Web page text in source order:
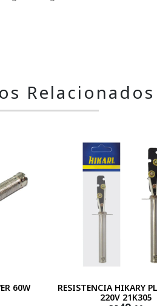
Relacionados
60W
RESISTENCIA HIKARY
220V 21K305